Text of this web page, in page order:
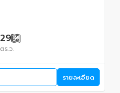
29
ตร.ว.
รายละเอียด